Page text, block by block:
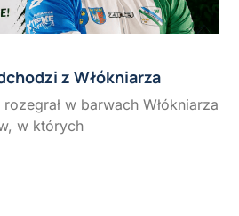
z Włókniarza
w barwach Włókniarza
w których